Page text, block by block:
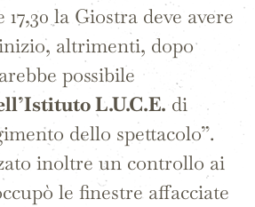
la Giostra deve avere
altrimenti, dopo
possibile
L.U.C.E. di
dello spettacolo”.
inoltre un controllo ai
le finestre affacciate